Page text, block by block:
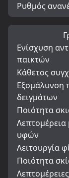
Ρυθμός
Ενίσχυση
παικτών
Κάθετος
Εξομάλυνση
δειγμάτων
Ποιότητα
υφών
Λειτουργία
Ποιότητα